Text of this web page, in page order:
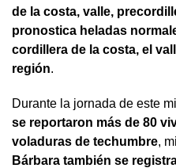
de la costa, valle,
pronostica heladas
cordillera de la costa, el
región.
Durante la jornada de este
se reportaron más de 80
voladuras de techumbre,
Bárbara también se